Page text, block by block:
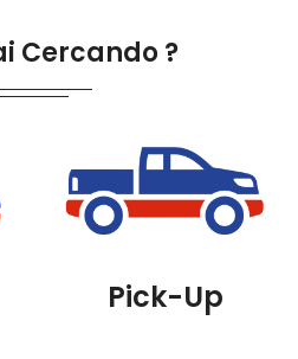
Cercando ?
Pick-Up